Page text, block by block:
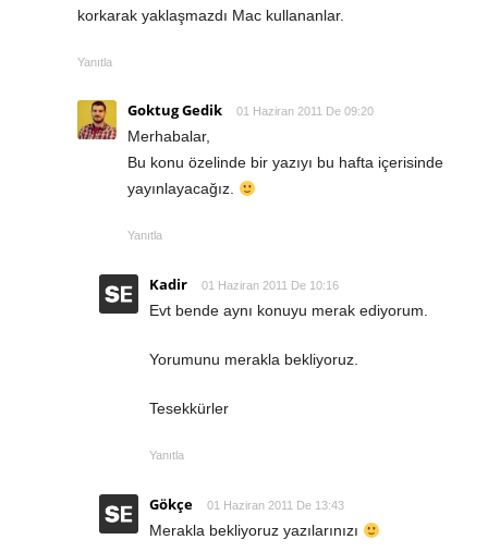
korkarak yaklaşmazdı Mac kullananlar.
Yanıtla
Goktug Gedik 01 Haziran 2011 De 09:20
Merhabalar,
Bu konu özelinde bir yazıyı bu hafta içerisinde
yayınlayacağız.
Yanıtla
Kadir 01 Haziran 2011 De 10:16
Evt bende aynı konuyu merak ediyorum.
Yorumunu merakla bekliyoruz.
Tesekkürler
Yanıtla
Gökçe 01 Haziran 2011 De 13:43
Merakla bekliyoruz yazılarınızı